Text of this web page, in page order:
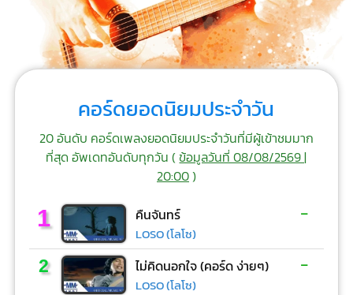
คอร์ดยอดนิยมประจำวัน
20 อันดับ คอร์ดเพลงยอดนิยมประจำวันที่มีผู้เข้าชมมาก
ที่สุด อัพเดทอันดับทุกวัน (ข้อมูลวันที่ 08/08/2569 |
20:00)
1 คืนจันทร์
LOSO (โลโซ)
-
2 ไม่คิดนอกใจ (คอร์ด ง่ายๆ)
LOSO (โลโซ)
-